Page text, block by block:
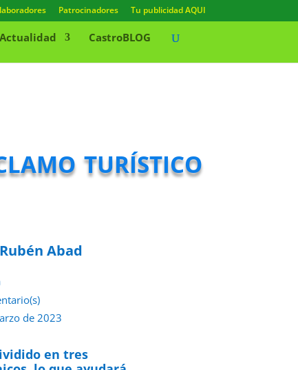
Patrocinadores Tu publicidad AQUI
Actualidad CastroBLOG
turístico
Rubén Abad
de 2023
en tres